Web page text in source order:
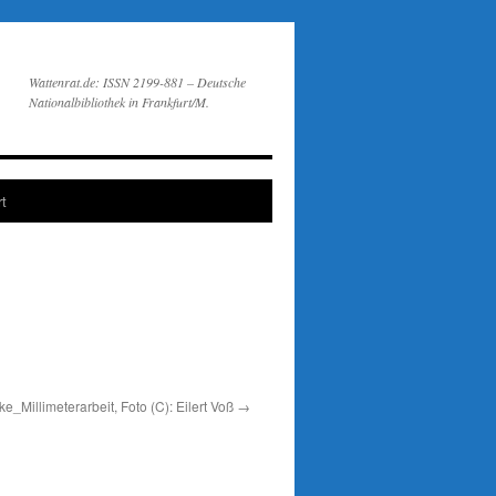
Wattenrat.de: ISSN 2199-881 – Deutsche
Nationalbibliothek in Frankfurt/M.
Foto (C): Eilert Voß